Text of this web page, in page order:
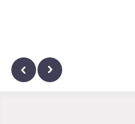
サノヴァ